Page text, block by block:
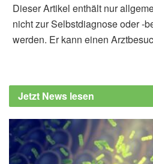
Dieser Artikel enthält nur
nicht zur Selbstdiagnose oder -
werden. Er kann einen
Jetzt News lesen